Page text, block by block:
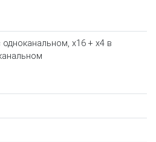
одноканальном, x16 + x4 в